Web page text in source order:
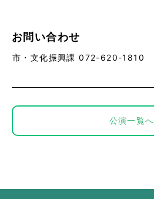
お問い合わせ
市・文化振興課 072-620-1810
公演一覧へ